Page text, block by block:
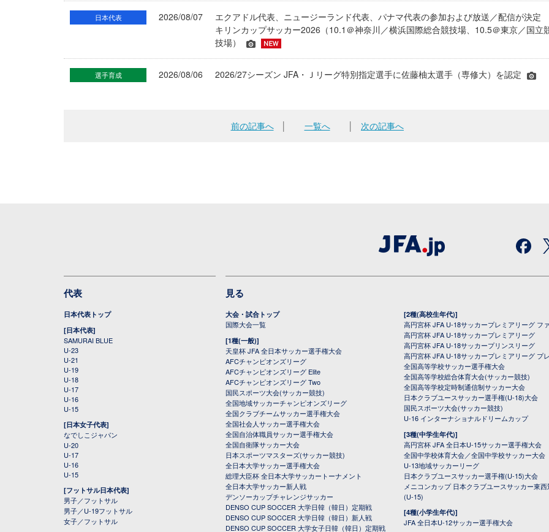
日本代表 2026/08/07
エクアドル代表、ニュージーランド代表、パナマ代表の参加および放送／配信が決定
キリンカップサッカー2026（10.1＠神奈川／横浜国際総合競技場、10.5＠東京／国立
技場）
選手育成 2026/08/06 2026/27シーズン JFA・Ｊリーグ特別指定選手に佐藤柚太選手（専修大）を認定
前の記事へ│ 一覧へ 次の記事へ
代表
日本代表トップ
[日本代表]
SAMURAI BLUE
U-23
U-21
U-19
U-18
U-17
U-16
U-15
[日本女子代表]
なでしこジャパン
U-20
U-17
U-16
U-15
[フットサル日本代表]
男子／フットサル
男子／U-19フットサル
女子／フットサル
見る
大会・試合トップ
国際大会一覧
[1種(一般)]
天皇杯 JFA 全日本サッカー選手権大会
AFCチャンピオンズリーグ
AFCチャンピオンズリーグ Elite
AFCチャンピオンズリーグ Two
国民スポーツ大会(サッカー競技)
全国地域サッカーチャンピオンズリーグ
全国クラブチームサッカー選手権大会
全国社会人サッカー選手権大会
全国自治体職員サッカー選手権大会
全国自衛隊サッカー大会
日本スポーツマスターズ(サッカー競技)
全日本大学サッカー選手権大会
総理大臣杯 全日本大学サッカートーナメント
全日本大学サッカー新人戦
デンソーカップチャレンジサッカー
DENSO CUP SOCCER 大学日韓（韓日）定期戦
DENSO CUP SOCCER 大学日韓（韓日）新人戦
DENSO CUP SOCCER 大学女子日韓（韓日）定期戦
[2種(高校生年代)]
高円宮杯 JFA U-18サッカープレミアリーグ フ
高円宮杯 JFA U-18サッカープレミアリーグ
高円宮杯 JFA U-18サッカープリンスリーグ
高円宮杯 JFA U-18サッカープレミアリーグ プ
全国高等学校サッカー選手権大会
全国高等学校総合体育大会(サッカー競技)
全国高等学校定時制通信制サッカー大会
日本クラブユースサッカー選手権(U-18)大会
国民スポーツ大会(サッカー競技)
U-16 インターナショナルドリームカップ
[3種(中学生年代)]
高円宮杯 JFA 全日本U-15サッカー選手権大会
全国中学校体育大会／全国中学校サッカー大会
U-13地域サッカーリーグ
日本クラブユースサッカー選手権(U-15)大会
メニコンカップ 日本クラブユースサッカー東
(U-15)
[4種(小学生年代)]
JFA 全日本U-12サッカー選手権大会